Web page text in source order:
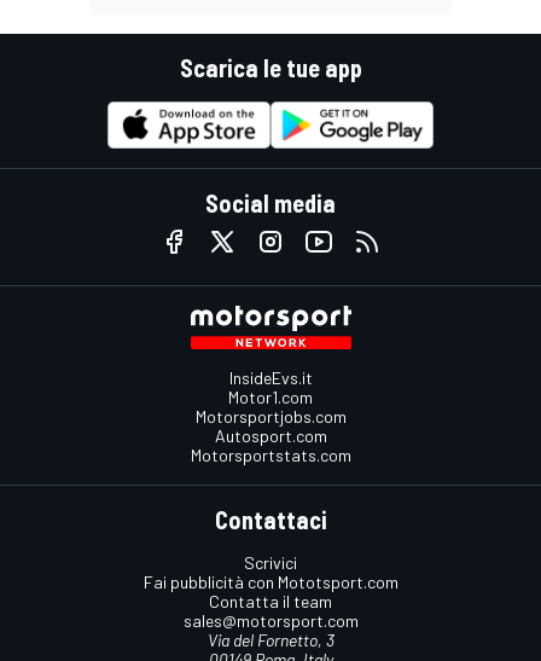
Scarica le tue app
Social media
InsideEvs.it
Motor1.com
Motorsportjobs.com
Autosport.com
Motorsportstats.com
Contattaci
Scrivici
Fai pubblicità con Mototsport.com
Contatta il team
sales@motorsport.com
Via del Fornetto, 3